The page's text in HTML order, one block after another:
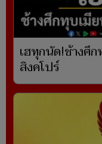
เฮทุกนัด!ช้างศึ
สิงคโปร์